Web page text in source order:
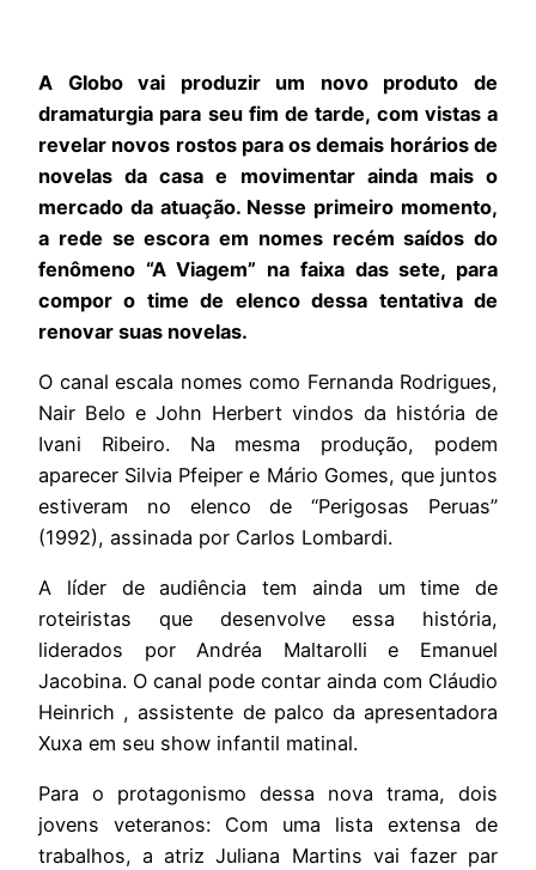
A Globo vai produzir um novo produto de
dramaturgia para seu fim de tarde, com vistas a
revelar novos rostos para os demais horários de
novelas da casa e movimentar ainda mais o
mercado da atuação. Nesse primeiro momento,
a rede se escora em nomes recém saídos do
fenômeno “A Viagem” na faixa das sete, para
compor o time de elenco dessa tentativa de
renovar suas novelas.
O canal escala nomes como Fernanda Rodrigues,
Nair Belo e John Herbert vindos da história de
Ivani Ribeiro. Na mesma produção, podem
aparecer Silvia Pfeiper e Mário Gomes, que juntos
estiveram no elenco de “Perigosas Peruas”
(1992), assinada por Carlos Lombardi.
A líder de audiência tem ainda um time de
roteiristas que desenvolve essa história,
liderados por Andréa Maltarolli e Emanuel
Jacobina. O canal pode contar ainda com Cláudio
Heinrich , assistente de palco da apresentadora
Xuxa em seu show infantil matinal.
Para o protagonismo dessa nova trama, dois
jovens veteranos: Com uma lista extensa de
trabalhos, a atriz Juliana Martins vai fazer par